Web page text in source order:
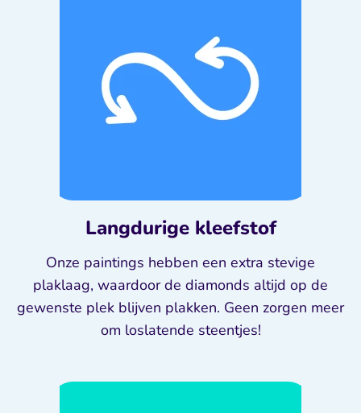
Langdurige kleefstof
Onze paintings hebben een extra stevige
plaklaag, waardoor de diamonds altijd op de
gewenste plek blijven plakken. Geen zorgen meer
om loslatende steentjes!